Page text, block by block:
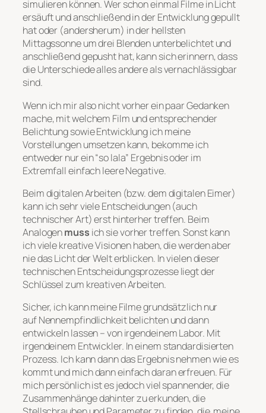
simulieren können. Wer schon einmal Filme in Licht
ersäuft und anschließend in der Entwicklung gepullt
hat oder (andersherum) in der hellsten
Mittagssonne um drei Blenden unterbelichtet und
anschließend gepusht hat, kann sich erinnern, dass
die Unterschiede alles andere als vernachlässigbar
sind.
Wenn ich mir also nicht vorher ein paar Gedanken
mache, mit welchem Film und entsprechender
Belichtung sowie Entwicklung ich meine
Vorstellungen umsetzen kann, bekomme ich
entweder nur ein “so lala” Ergebnis oder im
Extremfall einfach leere Negative.
Beim digitalen Arbeiten (bzw. dem digitalen Eimer)
kann ich sehr viele Entscheidungen (auch
technischer Art) erst hinterher treffen. Beim
Analogenmuss ich sie vorher treffen. Sonst kann
ich viele kreative Visionen haben, die werden aber
nie das Licht der Welt erblicken. In vielen dieser
technischen Entscheidungsprozesse liegt der
Schlüssel zum kreativen Arbeiten.
Sicher, ich kann meine Filme grundsätzlich nur
auf Nennempfindlichkeit belichten und dann
entwickeln lassen – von irgendeinem Labor. Mit
irgendeinem Entwickler. In einem standardisierten
Prozess. Ich kann dann das Ergebnis nehmen wie es
kommt und mich dann einfach daran erfreuen. Für
mich persönlich ist es jedoch viel spannender, die
Zusammenhänge dahinter zu erkunden, die